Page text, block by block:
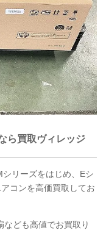
ら買取ヴィレッジ
リーズをはじめ、Eシ
コンを高価買取してお
なども高値でお買取り